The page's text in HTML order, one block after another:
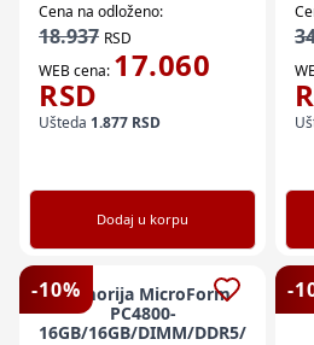
Cena na odloženo:
18.937 RSD
WEB cena: 17.060
RSD
Ušteda 1.877 RSD
Dodaj u korpu
-10%
Memorija MicroForm
PC4800-
16GB/16GB/DIMM/DDR5/
-